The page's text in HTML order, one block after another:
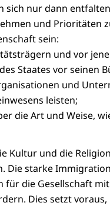
sich nur dann
und Prioritäten
sein:
und vor
Staates vor seinen
und
leisten;
die Art und Weise,
Kultur und die
Die starke
die Gesellschaft
Dies setzt voraus,